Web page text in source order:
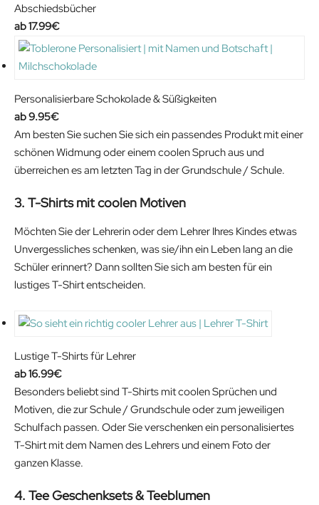
Abschiedsbücher
17.99€
Personalisierbare Schokolade & Süßigkeiten
9.95€
Am besten Sie suchen Sie sich ein passendes Produkt mit einer
schönen Widmung oder einem coolen Spruch aus und
überreichen es am letzten Tag in der Grundschule / Schule.
3. T-Shirts mit coolen Motiven
Möchten Sie der Lehrerin oder dem Lehrer Ihres Kindes etwas
Unvergessliches schenken, was sie/ihn ein Leben lang an die
Schüler erinnert? Dann sollten Sie sich am besten für ein
lustiges T-Shirt entscheiden.
Lustige T-Shirts für Lehrer
16.99€
Besonders beliebt sind T-Shirts mit coolen Sprüchen und
Motiven, die zur Schule / Grundschule oder zum jeweiligen
Schulfach passen. Oder Sie verschenken ein personalisiertes
T-Shirt mit dem Namen des Lehrers und einem Foto der
ganzen Klasse.
4. Tee Geschenksets & Teeblumen